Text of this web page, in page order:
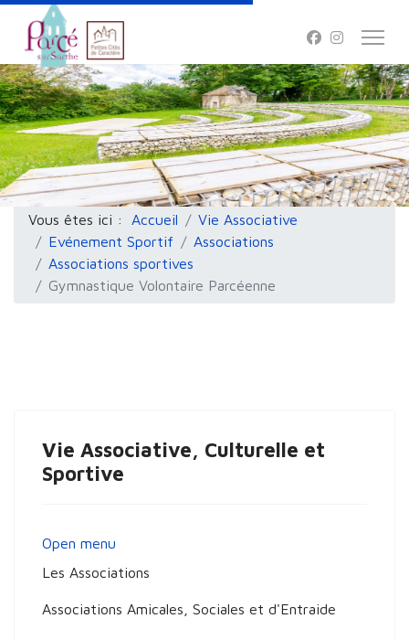
Vous êtes ici : Accueil
Vie Associative
Evénement Sportif
Associations
Associations sportives
Gymnastique Volontaire Parcéenne
Vie Associative, Culturelle et
Sportive
Open menu
Les Associations
Associations Amicales, Sociales et d'Entraide